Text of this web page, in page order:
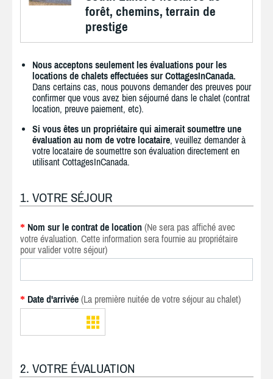
forêt, chemins, terrain de
prestige
Nous acceptons seulement les évaluations pour les
locations de chalets effectuées sur CottagesInCanada.
Dans certains cas, nous pouvons demander des preuves pour
confirmer que vous avez bien séjourné dans le chalet (contrat
location, preuve paiement, etc).
Si vous êtes un propriétaire qui aimerait soumettre une
évaluation au nom de votre locataire, veuillez demander à
votre locataire de soumettre son évaluation directement en
utilisant CottagesInCanada.
1. VOTRE SÉJOUR
* Nom sur le contrat de location (Ne sera pas affiché avec
votre évaluation. Cette information sera fournie au propriétaire
pour valider votre séjour)
* Date d'arrivée (La première nuitée de votre séjour au chalet)
2. VOTRE ÉVALUATION